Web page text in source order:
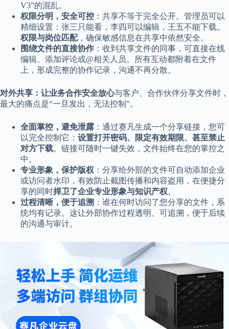
V3”的混乱。
权限分明，安全可控 ：共享不等于完全公开。管理员可以
精细设置：张三只能看，李四可以编辑，王五不能下载。
权限与岗位匹配，确保敏感信息在共享中依然安全。
围绕文件的直接协作 ：收到共享文件的同事，可直接在线
编辑、添加评论或@相关人员。所有互动都附着在文件
上，形成完整的协作记录，沟通不再分散。
对外共享：让业务合作安全放心与客户、合作伙伴分享文件时，
最大的痛点是“一旦发出，无法控制”。
全面掌控，避免泄露 ：通过赛凡生成一个分享链接，您可
以完全控制它： 设置打开密码、限定有效期限、甚至禁止
对方下载。链接可随时一键失效，文件始终在您的掌控之
中。
专业形象，保护版权 ：分享给外部的文件可自动添加企业
或访问者水印，有效防止截图传播和内容盗用，在便捷分
享的同时捍卫了企业专业形象与知识产权。
过程清晰，便于追溯 ：谁在何时访问了您分享的文件，系
统均有记录。这让外部协作过程透明、可追溯，便于后续
的沟通与审计。